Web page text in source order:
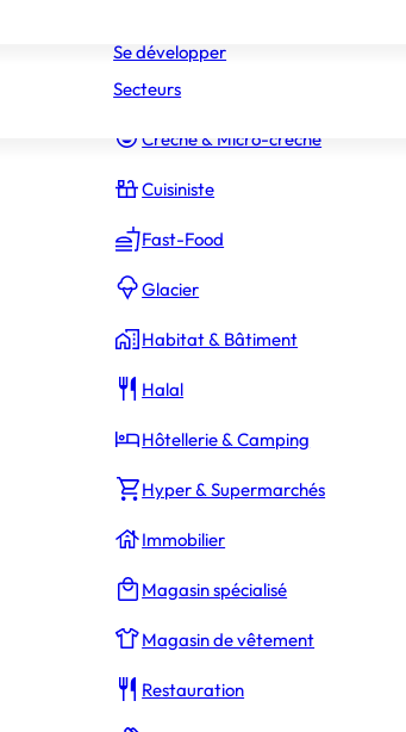
Constructeur Piscines & Spas
Crèche & Micro-crèche
Cuisiniste
Fast-Food
Glacier
Habitat & Bâtiment
Halal
Hôtellerie & Camping
Hyper & Supermarchés
Immobilier
Magasin spécialisé
Magasin de vêtement
Restauration
Se développer
Secteurs
par La Rédaction
les JO : vers une dépression économique ?